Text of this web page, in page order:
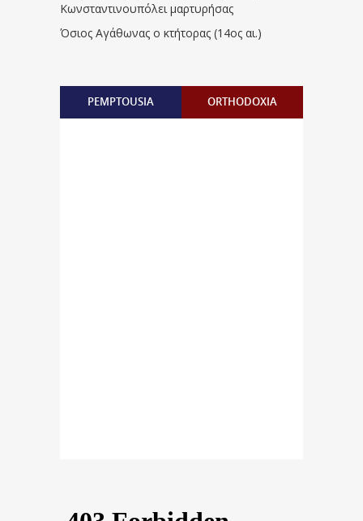
Κωνσταντινουπόλει μαρτυρήσας
Όσιος Αγάθωνας ο κτήτορας (14ος αι.)
PEMPTOUSIA ORTHODOXIA